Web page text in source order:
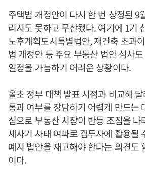
주택법 개정안이 다시 한 번 상정된 9
리지도 못하고 무산됐다. 여기에 1기
노후계획도시특별법안, 재건축 초과
법 개정안 등 주요 부동산 법안 심사
일정을 가늠하기 어려운 상황이다.
올초 정부 대책 발표 시점과 비교해
통과 여부를 장담하기 어렵게 만드는
심으로 부동산 시장이 반등 조짐을 나
세사기 사태 여파로 갭투자에 활용될
폐지 법안을 재고해야 한다는 의견도
이다.